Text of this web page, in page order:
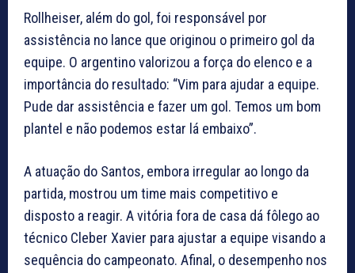
Rollheiser, além do gol, foi responsável por
assistência no lance que originou o primeiro gol da
equipe. O argentino valorizou a força do elenco e a
importância do resultado: “Vim para ajudar a equipe.
Pude dar assistência e fazer um gol. Temos um bom
plantel e não podemos estar lá embaixo”.
A atuação do Santos, embora irregular ao longo da
partida, mostrou um time mais competitivo e
disposto a reagir. A vitória fora de casa dá fôlego ao
técnico Cleber Xavier para ajustar a equipe visando a
sequência do campeonato. Afinal, o desempenho nos